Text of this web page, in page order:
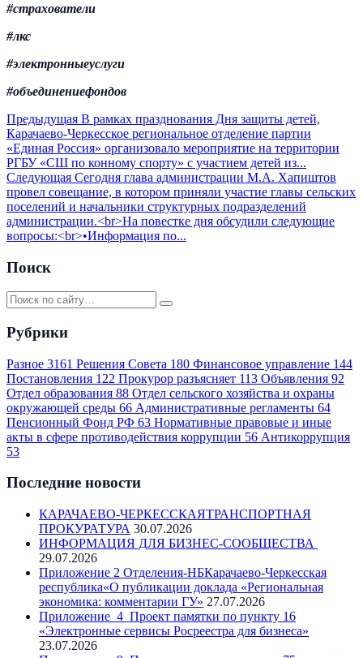
#страхователи
#лкс
#электронныеуслуги
#объединениефондов
Предыдущая В рамках празднования Дня защиты детей,
Карачаево-Черкесское региональное отделение партии
«Единая Россия» организовало мероприятие на территории
РГБУ «СШ по конному спорту» с участием детей из...
Следующая Сегодня глава администрации М.А. Хапиштов
провел совещание, в котором приняли участие главы сельских
поселений и начальники структурных подразделений
администрации.<br>На повестке дня обсудили следующие
вопросы:<br>•Информация по...
Поиск
Рубрики
Разное 3161 Решения Совета 180 Финансовое управление 144
Постановления 122 Прокурор разъясняет 113 Объявления 92
Отдел образования 88 Отдел сельского хозяйства и охраны
окружающей среды 66 Административные регламенты 64
Пенсионный Фонд РФ 63 Нормативные правовые и иные
акты в сфере противодействия коррупции 56 Антикоррупция
53
Последние новости
КАРАЧАЕВО-ЧЕРКЕССКАЯТРАНСПОРТНАЯ
ПРОКУРАТУРА 30.07.2026
ИНФОРМАЦИЯ ДЛЯ БИЗНЕС-СООБЩЕСТВА
29.07.2026
Приложение 2 Отделения-НБКарачаево-Черкесская
республика«О публикации доклада «Региональная
экономика: комментарии ГУ» 27.07.2026
Приложение_4_Проект памятки по пункту 16
«Электронные сервисы Росреестра для бизнеса»
23.07.2026